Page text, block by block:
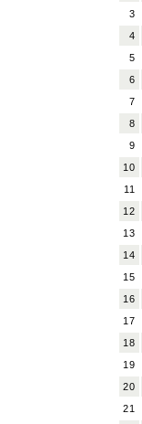
3
4
5
6
7
8
9
10
11
12
13
14
15
16
17
18
19
20
21